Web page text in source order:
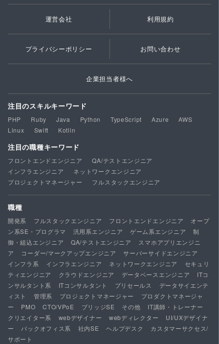
運営会社 利用規約
プライバシーポリシー お問い合わせ
企業担当者様へ
注目のスキルキーワード
PHP Ruby Java Python TypeScript Azure
AWS
Linux
Swift Kotlin
注目の職種キーワード
フロントエンドエンジニア
QA/テストエンジニア
インフラエンジニア
ネットワークエンジニア
プロジェクトマネージャー
フルスタックエンジニア
職種
開発系 フルスタックエンジニア フロントエンドエンジニア
オープ
ン系SE・プログラマ
汎用系エンジニア ゲーム系エンジニア
制
御・組込エンジニア
QA/テストエンジニア
スマホアプリエンジニ
ア
コーダー/マークアップエンジニア
サーバーサイドエンジニア
インフラ系
インフラエンジニア ネットワークエンジニア
セキュリ
ティエンジニア
クラウドエンジニア データベースエンジニア
ITコ
ンサルタント系
ITコンサルタント プリセールス
データサイエンテ
ィスト
管理系 プロジェクトマネージャー
プロダクトマネージャ
ー
PMO CTO/VPoE ブリッジSE その他
IT講師・トレーナー
クリエイター系
webデザイナー webディレクター
UI/UXデザイナ
ー
バックオフィス系 社内SE ヘルプデスク
カスタマーサクセス/
サポート